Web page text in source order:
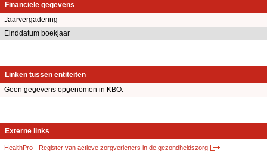
Financiële gegevens
Jaarvergadering
Einddatum boekjaar
Linken tussen entiteiten
Geen gegevens opgenomen in KBO.
Externe links
HealthPro - Register van actieve zorgverleners in de gezondheidszorg